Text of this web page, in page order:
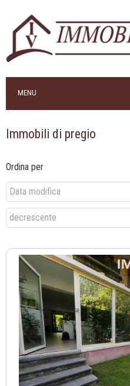
MENU
Immobili di pregio
Ordina per